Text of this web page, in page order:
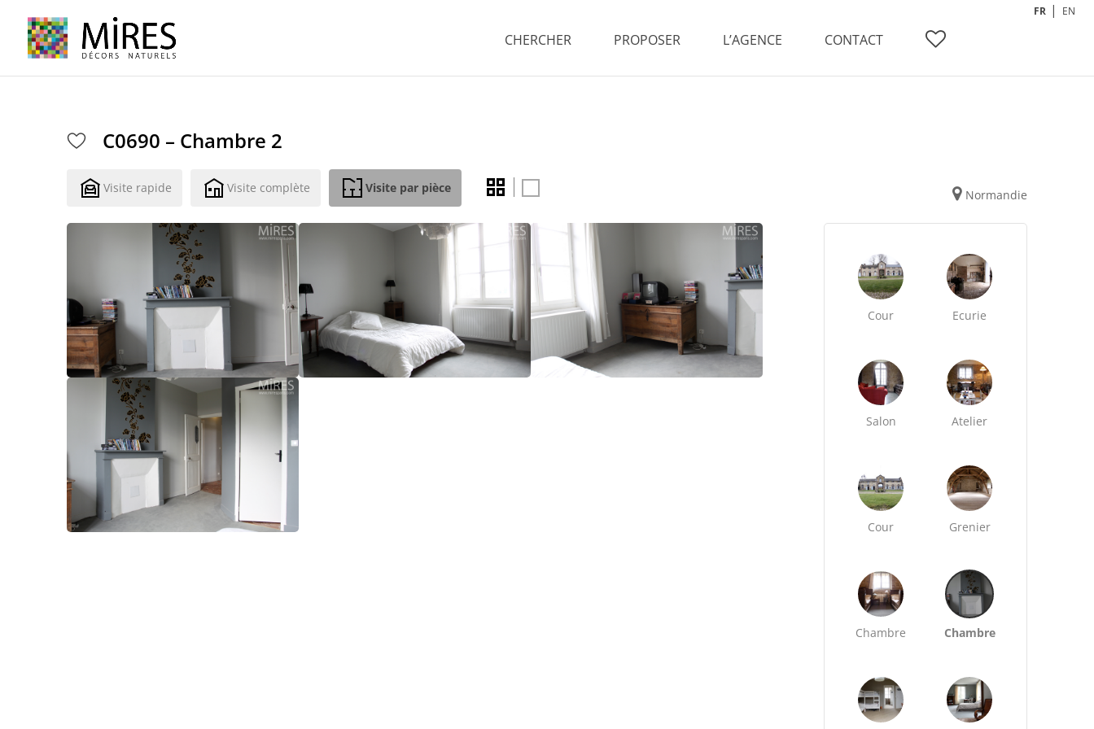
CHERCHER PROPOSER L’AGENCE CONTACT
FR EN
C0690 – Chambre 2
Visite rapide Visite complète Visite par pièce Normandie
Cour Ecurie
Salon Atelier
Cour Grenier
Chambre Chambre